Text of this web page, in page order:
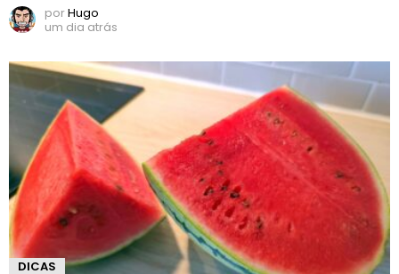
porHugo
um dia atrás
DICAS